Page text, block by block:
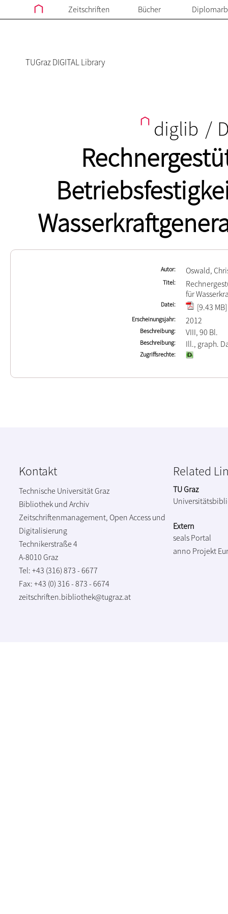
Zeitschriften Bücher
TUGraz DIGITAL Library
diglib /
Autor Oswald,
Titel
für
Datei [9.43 MB]
Erscheinungsjahr 2012
Beschreibung VIII, 90 Bl.
Beschreibung Ill., graph.
Zugriffsrechte
Kontakt
Technische Universität Graz
Bibliothek und Archiv
Zeitschriftenmanagement, Open Access und
Digitalisierung
Technikerstraße 4
A-8010 Graz
Tel: +43 (316) 873 - 6677
Fax: +43 (0) 316 - 873 - 6674
zeitschriften.bibliothek@tugraz.at
Related
TU Graz
Extern
seals Portal
anno Projekt